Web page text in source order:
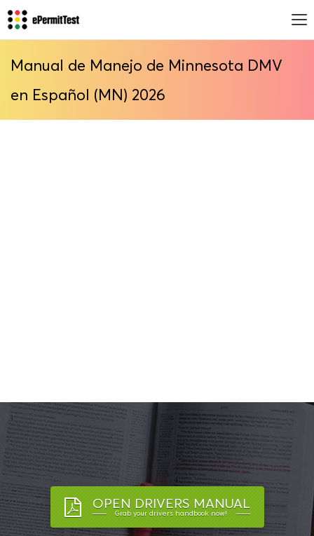
Manual de Manejo de Minnesota DMV
en Español (MN) 2026
OPEN DRIVERS MANUAL
Grab your drivers handbook now!